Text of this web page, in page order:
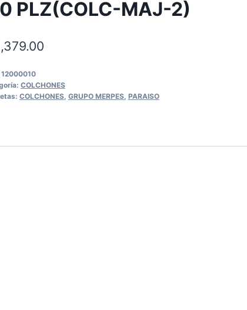
PLZ(COLC-MAJ-2)
12000010
COLCHONES
COLCHONES, GRUPO MERPES, PARAISO